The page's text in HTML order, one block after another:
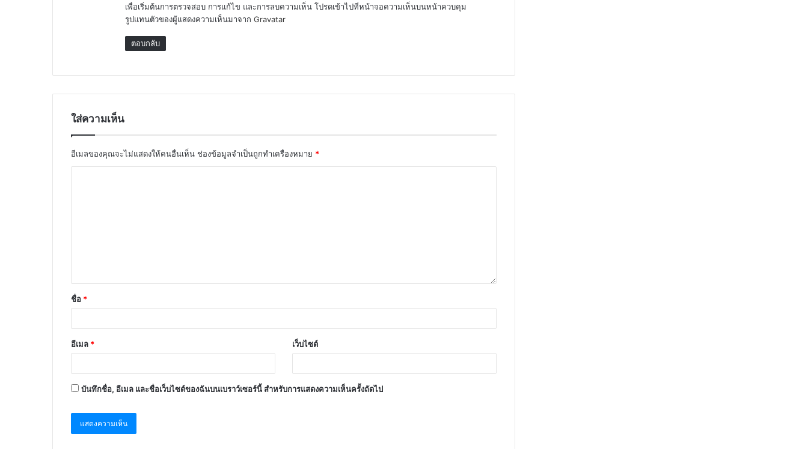
:
เพื่อเริ่มต้นการตรวจสอบ การแก้ไข และการลบความเห็น โปรดเข้าไปที่หน้าจอความเห็นบนหน้าควบคุม
รูปแทนตัวของผู้แสดงความเห็นมาจาก Gravatar
ตอบกลับ
ใส่ความเห็น
อีเมลของคุณจะไม่แสดงให้คนอื่นเห็น ช่องข้อมูลจำเป็นถูกทำเครื่องหมาย *
ชื่อ *
อีเมล * เว็บไซต์
บันทึกชื่อ, อีเมล และชื่อเว็บไซต์ของฉันบนเบราว์เซอร์นี้ สำหรับการแสดงความเห็นครั้งถัดไป